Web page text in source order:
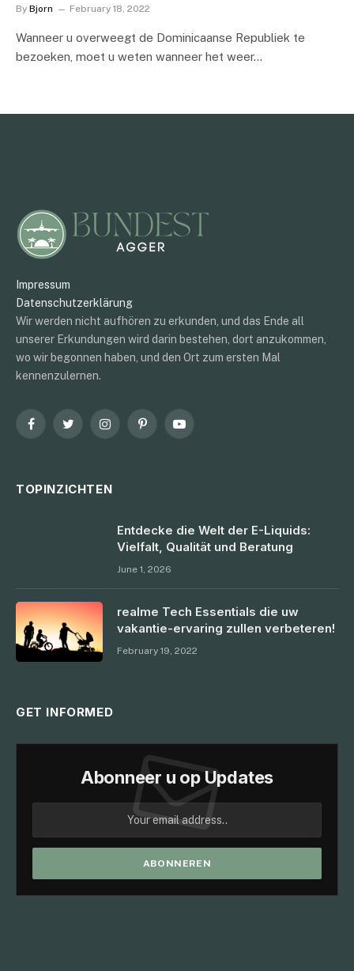
By Bjorn February 18, 2022
Wanneer u overweegt de Dominicaanse Republiek te
bezoeken, moet u weten wanneer het weer…
Impressum
Datenschutzerklärung
Wir werden nicht aufhören zu erkunden, und das Ende all
unserer Erkundungen wird darin bestehen, dort anzukommen,
wo wir begonnen haben, und den Ort zum ersten Mal
kennenzulernen.
FacebookTwitterInstagramPinterestYouTube
TOPINZICHTEN
Entdecke die Welt der E-Liquids:
Vielfalt, Qualität und Beratung
June 1, 2026
realme Tech Essentials die uw
vakantie-ervaring zullen verbeteren!
February 19, 2022
GET INFORMED
Abonneer u op Updates